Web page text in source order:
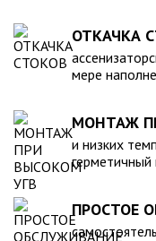
пластиковые и
в полном
санитарно-
ОТКАЧКА
мере
МОНТАЖ
и низких
герметичный
ПРОСТОЕ